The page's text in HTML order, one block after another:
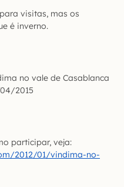
visitas, mas os
é inverno.
no vale de Casablanca
2015
participar, veja:
2012/01/vindima-no-